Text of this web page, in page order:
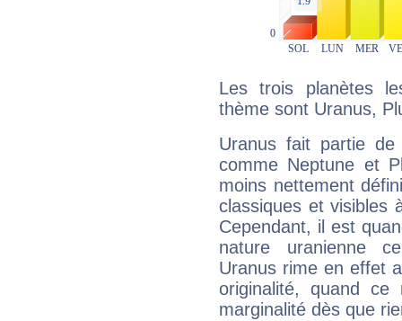
Les trois planètes
thème sont Uranus,
Uranus fait partie
comme Neptune et
moins nettement
classiques et visibles
Cependant, il est
nature uranienne
Uranus rime en effet
originalité, quand ce
marginalité dès que